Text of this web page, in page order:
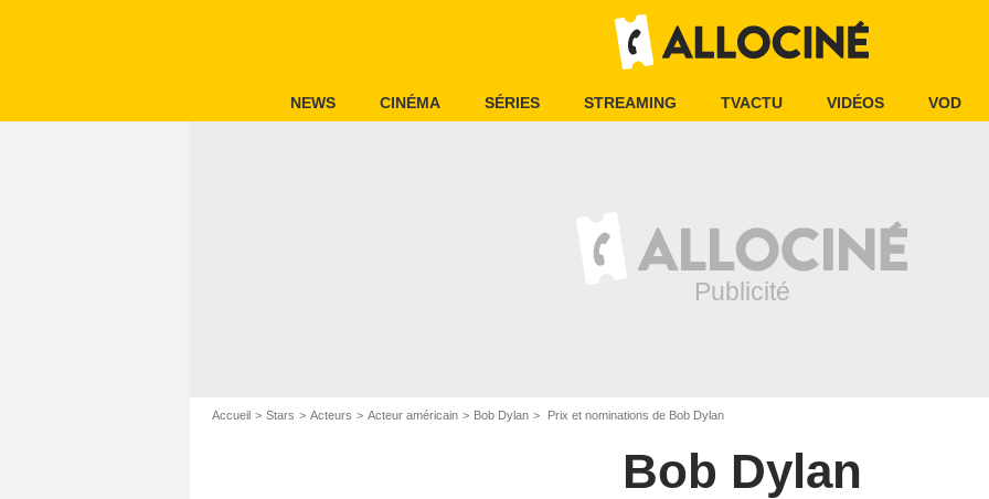
NEWS CINÉMA SÉRIES STREAMING TVACTU VIDÉOS VOD
Accueil Stars Acteurs Acteur américain Bob Dylan Prix et nominations de Bob Dylan
Bob Dylan